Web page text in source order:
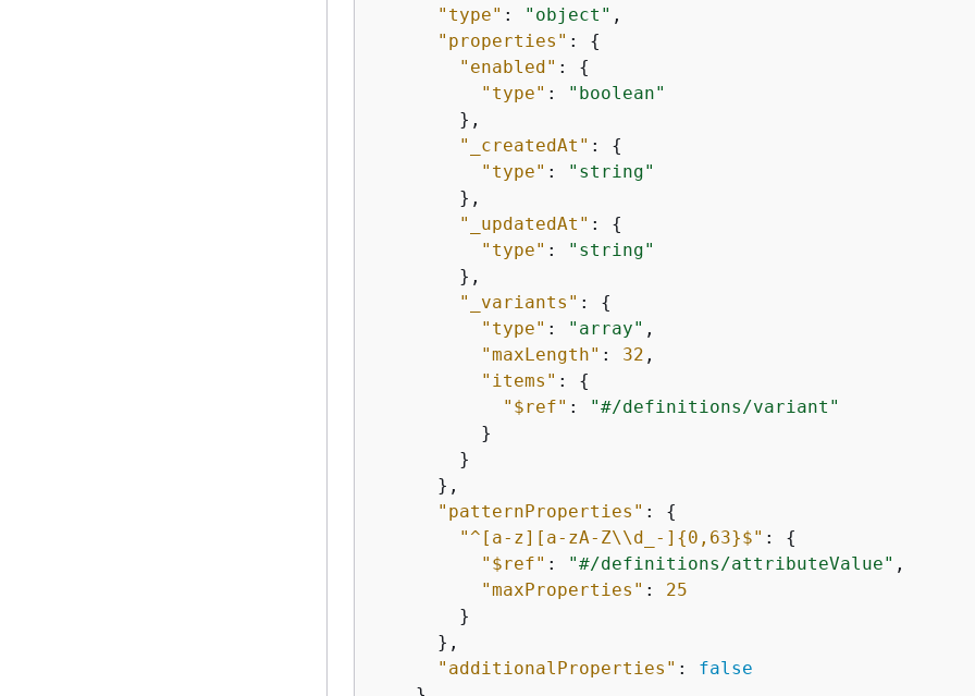
"type" : "object" ,
"properties" : {
"enabled" : {
"type" :
"boolean"
        },
"_createdAt" : {
"type" :
"string"
        },
"_updatedAt" : {
"type" :
"string"
        },
"_variants" : {
"type" : "array" ,
"maxLength" : 32 ,
"items" : {
"$ref" :
"#/definitions/variant"
          }
        }
      },
"patternProperties" : {
"^[a-z][a-zA-Z\\d_-] {0,63}$" : {
"$ref" : "#/definitions/attributeValue" ,
"maxProperties" : 25
        }
      },
"additionalProperties" : false